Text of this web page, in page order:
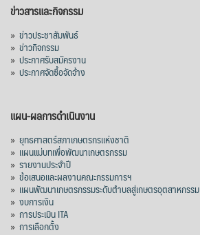
ข่าวสารและกิจกรรม
» ข่าวประชาสัมพันธ์
» ข่าวกิจกรรม
» ประกาศรับสมัครงาน
» ประกาศจัดซื้อจัดจ้าง
แผน-ผลการดำเนินงาน
» ยุทธศาสตร์สภาเกษตรกรแห่งชาติ
» แผนแม่บทเพื่อพัฒนาเกษตรกรรม
» รายงานประจำปี
» ข้อเสนอและผลงานคณะกรรมการฯ
» แผนพัฒนาเกษตรกรรมระดับตำบลสู่เกษตรอุตสาหกรรม
» งบการเงิน
» การประเมิน ITA
» การเลือกตั้ง